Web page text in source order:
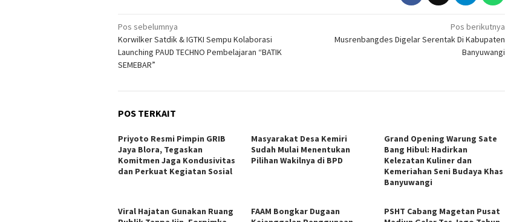
Navigasi
pos
Pos sebelumnya
Korwilker Satdik & IGTKI Sempu Kolaborasi
Launching PAUD TECHNO Pembelajaran “BATIK
SEMEBAR”
Pos berikutnya
Musrenbangdes Digelar Serentak Di Kabupaten
Banyuwangi
POS TERKAIT
Priyoto Resmi Pimpin GRIB
Jaya Blora, Tegaskan
Komitmen Jaga Kondusivitas
dan Perkuat Kegiatan Sosial
Masyarakat Desa Kemiri
Sudah Mulai Menentukan
Pilihan Wakilnya di BPD
Grand Opening Warung Sate
Bang Hibul: Hadirkan
Kelezatan Kuliner dan
Kemeriahan Seni Budaya Khas
Banyuwangi
Viral Hajatan Gunakan Ruang
FAAM Bongkar Dugaan
PSHT Cabang Magetan Pusat